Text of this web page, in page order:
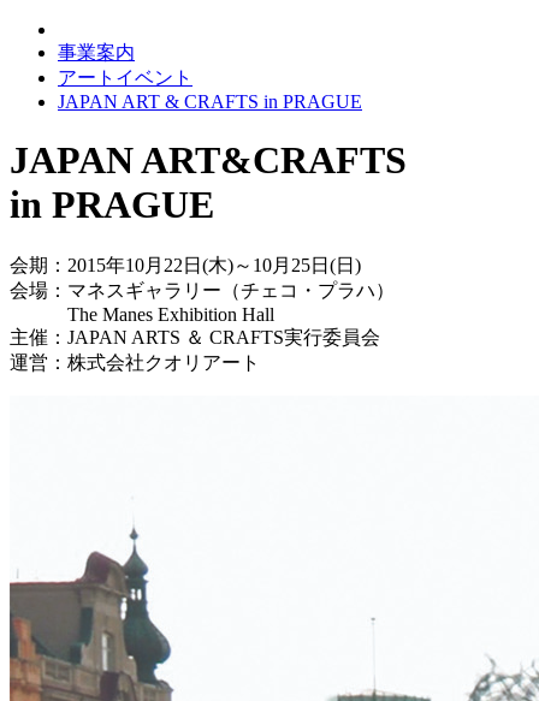
事業案内
アートイベント
JAPAN ART & CRAFTS in PRAGUE
JAPAN ART&CRAFTS
in PRAGUE
会期：2015年10月22日(木)～10月25日(日)
会場：マネスギャラリー（チェコ・プラハ）
The Manes Exhibition Hall
主催：JAPAN ARTS ＆ CRAFTS実行委員会
運営：株式会社クオリアート